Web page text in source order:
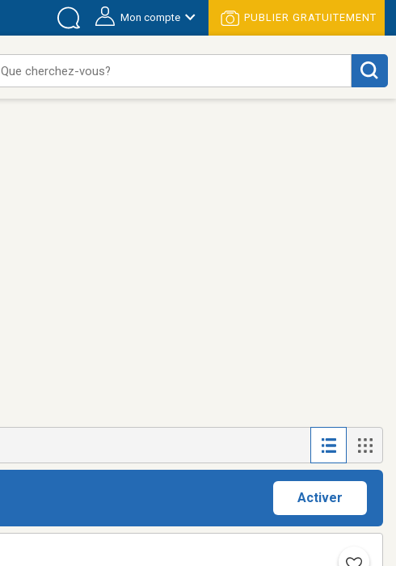
Mon compte PUBLIER GRATUITEMENT
Que cherchez-vous?
Activer